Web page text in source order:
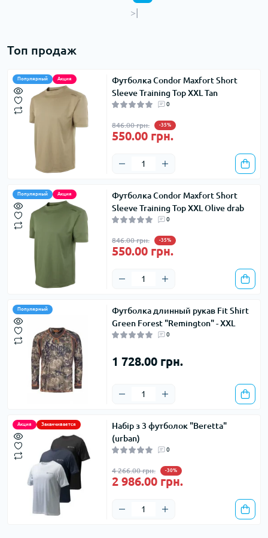
>|
Топ продаж
Популярный Акция
Футболка Condor Maxfort Short
Sleeve Training Top XXL Tan
0
846.00 грн. -35%
550.00 грн.
Популярный Акция
Футболка Condor Maxfort Short
Sleeve Training Top XXL Olive drab
0
846.00 грн. -35%
550.00 грн.
Популярный
Футболка длинный рукав Fit Shirt
Green Forest "Remington" - XXL
0
1 728.00 грн.
Акция Заканчивается
Набір з 3 футболок "Beretta"
(urban)
0
4 266.00 грн. -30%
2 986.00 грн.